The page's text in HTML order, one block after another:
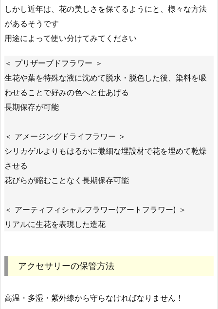
しかし近年は、花の美しさを保てるようにと、様々な方法
があるそうです
用途によって使い分けてみてください
＜ プリザーブドフラワー ＞
生花や葉を特殊な液に沈めて脱水・脱色した後、染料を吸
わせることで好みの色へと仕あげる
長期保存が可能
＜ アメージングドライフラワー ＞
シリカゲルよりもはるかに微細な埋設材で花を埋めて乾燥
させる
花びらが縮むことなく長期保存可能
＜ アーティフィシャルフラワー(アートフラワー) ＞
リアルに生花を表現した造花
アクセサリーの保管方法
高温・多湿・紫外線から守らなければなりません！